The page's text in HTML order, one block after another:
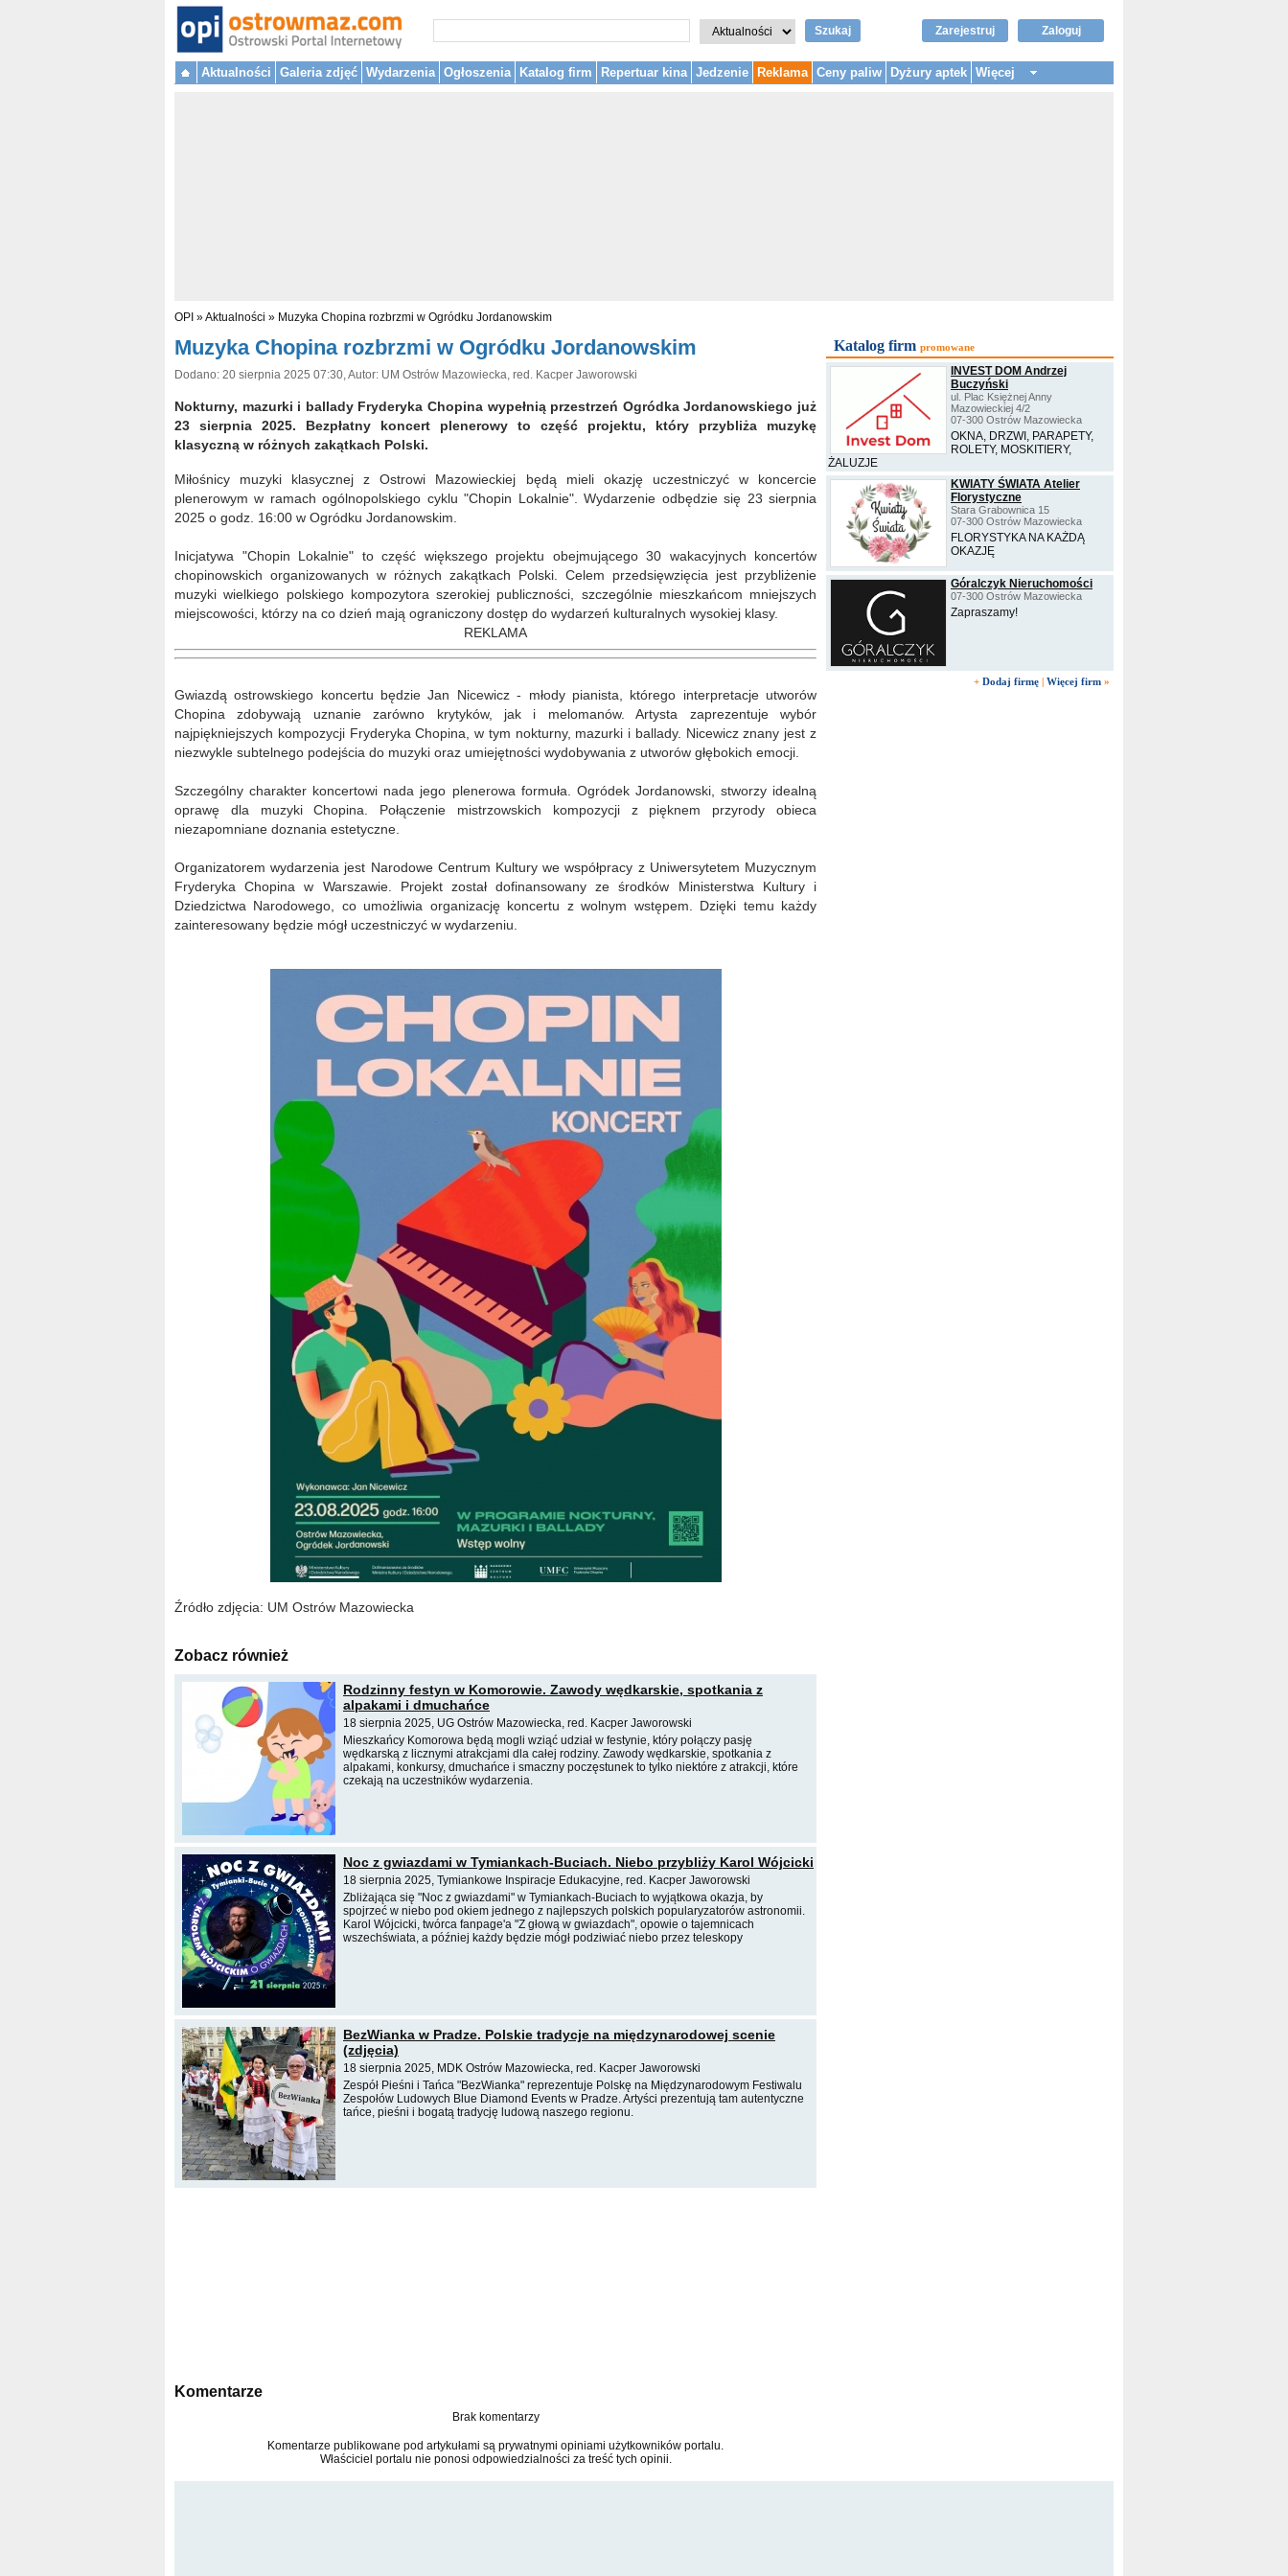
Szukaj Zaloguj
Zarejestruj
Aktualności Galeria zdjęć Wydarzenia Ogłoszenia Katalog firm Repertuar kina Jedzenie Reklama Ceny paliw Dyżury aptek Więcej
OPI »Aktualności » Muzyka Chopina rozbrzmi w Ogródku Jordanowskim
Muzyka Chopina rozbrzmi w Ogródku Jordanowskim
Dodano: 20 sierpnia 2025 07:30, Autor: UM Ostrów Mazowiecka, red. Kacper Jaworowski
Nokturny, mazurki i ballady Fryderyka Chopina wypełnią przestrzeń Ogródka Jordanowskiego już
23 sierpnia 2025. Bezpłatny koncert plenerowy to część projektu, który przybliża muzykę
klasyczną w różnych zakątkach Polski.
Miłośnicy muzyki klasycznej z Ostrowi Mazowieckiej będą mieli okazję uczestniczyć w koncercie
plenerowym w ramach ogólnopolskiego cyklu "Chopin Lokalnie". Wydarzenie odbędzie się 23 sierpnia
2025 o godz. 16:00 w Ogródku Jordanowskim.
Inicjatywa "Chopin Lokalnie" to część większego projektu obejmującego 30 wakacyjnych koncertów
chopinowskich organizowanych w różnych zakątkach Polski. Celem przedsięwzięcia jest przybliżenie
muzyki wielkiego polskiego kompozytora szerokiej publiczności, szczególnie mieszkańcom mniejszych
miejscowości, którzy na co dzień mają ograniczony dostęp do wydarzeń kulturalnych wysokiej klasy.
REKLAMA
Gwiazdą ostrowskiego koncertu będzie Jan Nicewicz - młody pianista, którego interpretacje utworów
Chopina zdobywają uznanie zarówno krytyków, jak i melomanów. Artysta zaprezentuje wybór
najpiękniejszych kompozycji Fryderyka Chopina, w tym nokturny, mazurki i ballady. Nicewicz znany jest z
niezwykle subtelnego podejścia do muzyki oraz umiejętności wydobywania z utworów głębokich emocji.
Szczególny charakter koncertowi nada jego plenerowa formuła. Ogródek Jordanowski, stworzy idealną
oprawę dla muzyki Chopina. Połączenie mistrzowskich kompozycji z pięknem przyrody obieca
niezapomniane doznania estetyczne.
Organizatorem wydarzenia jest Narodowe Centrum Kultury we współpracy z Uniwersytetem Muzycznym
Fryderyka Chopina w Warszawie. Projekt został dofinansowany ze środków Ministerstwa Kultury i
Dziedzictwa Narodowego, co umożliwia organizację koncertu z wolnym wstępem. Dzięki temu każdy
zainteresowany będzie mógł uczestniczyć w wydarzeniu.
Źródło zdjęcia: UM Ostrów Mazowiecka
Zobacz również
Rodzinny festyn w Komorowie. Zawody wędkarskie, spotkania z
alpakami i dmuchańce
18 sierpnia 2025, UG Ostrów Mazowiecka, red. Kacper Jaworowski
Mieszkańcy Komorowa będą mogli wziąć udział w festynie, który połączy pasję
wędkarską z licznymi atrakcjami dla całej rodziny. Zawody wędkarskie, spotkania z
alpakami, konkursy, dmuchańce i smaczny poczęstunek to tylko niektóre z atrakcji, które
czekają na uczestników wydarzenia.
Noc z gwiazdami w Tymiankach-Buciach. Niebo przybliży Karol Wójcicki
18 sierpnia 2025, Tymiankowe Inspiracje Edukacyjne, red. Kacper Jaworowski
Zbliżająca się "Noc z gwiazdami" w Tymiankach-Buciach to wyjątkowa okazja, by
spojrzeć w niebo pod okiem jednego z najlepszych polskich popularyzatorów astronomii.
Karol Wójcicki, twórca fanpage'a "Z głową w gwiazdach", opowie o tajemnicach
wszechświata, a później każdy będzie mógł podziwiać niebo przez teleskopy
BezWianka w Pradze. Polskie tradycje na międzynarodowej scenie
(zdjęcia)
18 sierpnia 2025, MDK Ostrów Mazowiecka, red. Kacper Jaworowski
Zespół Pieśni i Tańca "BezWianka" reprezentuje Polskę na Międzynarodowym Festiwalu
Zespołów Ludowych Blue Diamond Events w Pradze. Artyści prezentują tam autentyczne
tańce, pieśni i bogatą tradycję ludową naszego regionu.
Komentarze
Brak komentarzy
Komentarze publikowane pod artykułami są prywatnymi opiniami użytkowników portalu.
Właściciel portalu nie ponosi odpowiedzialności za treść tych opinii.
Katalog firm promowane
INVEST DOM Andrzej
Buczyński
ul. Plac Księżnej Anny
Mazowieckiej 4/2
07-300 Ostrów Mazowiecka
OKNA, DRZWI, PARAPETY,
ROLETY, MOSKITIERY,
ŻALUZJE
KWIATY ŚWIATA Atelier
Florystyczne
Stara Grabownica 15
07-300 Ostrów Mazowiecka
FLORYSTYKA NA KAŻDĄ
OKAZJĘ
Góralczyk Nieruchomości
07-300 Ostrów Mazowiecka
Zapraszamy!
+ Dodaj firmę | Więcej firm »